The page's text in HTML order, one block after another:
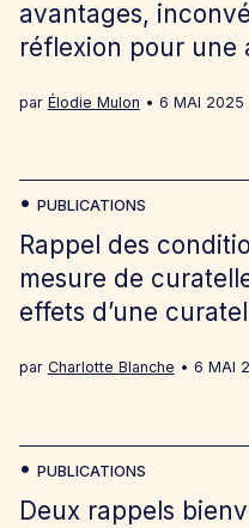
avantages,
réflexion pour une
par Élodie Mulon 6 MAI 2025
Rappel des
mesure de
effets d’une
par Charlotte Blanche 6 MAI
PUBLICATIONS
Deux rappels
PUBLICATIONS